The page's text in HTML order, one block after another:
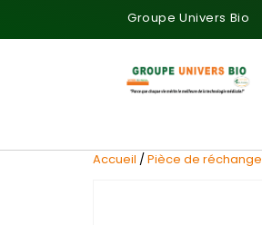
Groupe Univers Bio
Accueil /Pièce de réchange